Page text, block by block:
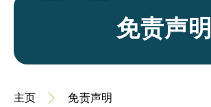
免责声明
主页 免责声明